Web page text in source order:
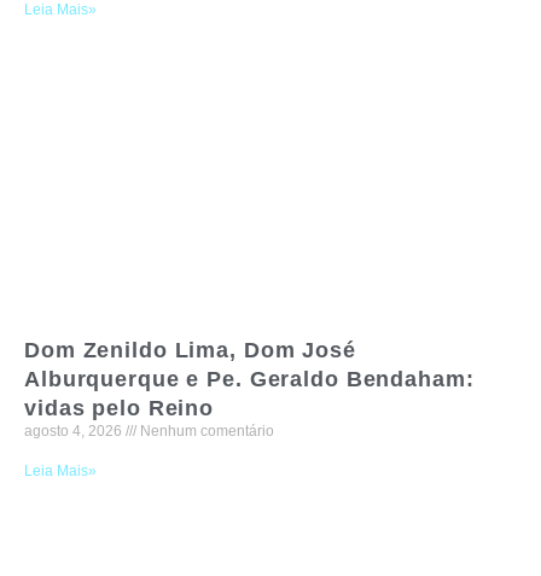
Leia Mais»
Dom Zenildo Lima, Dom José
Alburquerque e Pe. Geraldo Bendaham:
vidas pelo Reino
agosto 4, 2026 Nenhum comentário
Leia Mais»